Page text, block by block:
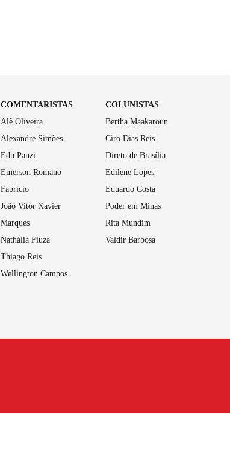
COMENTARISTAS
Alê Oliveira
Alexandre Simões
Edu Panzi
Emerson Romano
Fabrício
João Vitor Xavier
Marques
Nathália Fiuza
Thiago Reis
Wellington Campos
COLUNISTAS
Bertha Maakaroun
Ciro Dias Reis
Direto de Brasília
Edilene Lopes
Eduardo Costa
Poder em Minas
Rita Mundim
Valdir Barbosa